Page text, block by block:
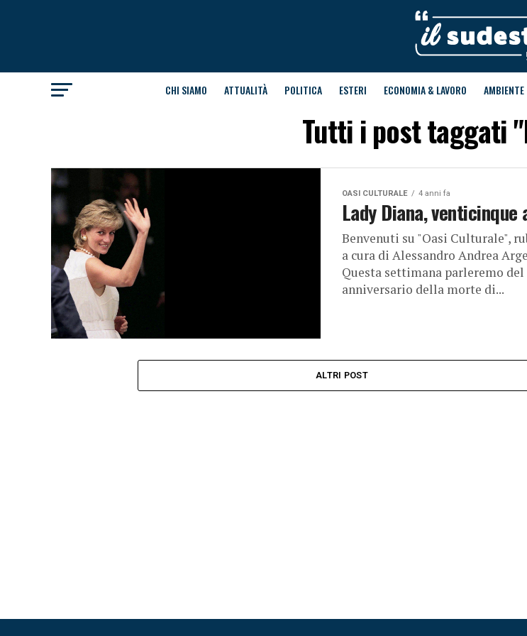
CHI SIAMO ATTUALITÀ POLITICA ESTERI ECONOMIA & LAVORO AMBIENTE
Tutti i post taggati
OASI CULTURALE 4 anni fa
Lady Diana, venticinque
Benvenuti su "Oasi Culturale",
a cura di Alessandro Andrea
Questa settimana parleremo del
anniversario della morte di...
ALTRI POST